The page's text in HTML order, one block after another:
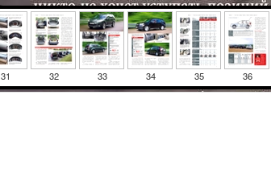
31 32 33 34 35 36
Image size: 1280x1669 Scale: 100% - PanoJS3